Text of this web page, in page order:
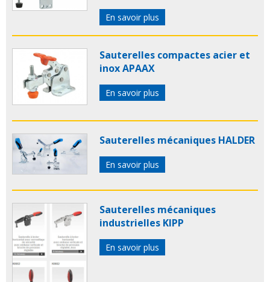
En savoir plus
Sauterelles compactes acier et
inox APAAX
En savoir plus
Sauterelles mécaniques HALDER
En savoir plus
Sauterelles mécaniques
industrielles KIPP
En savoir plus